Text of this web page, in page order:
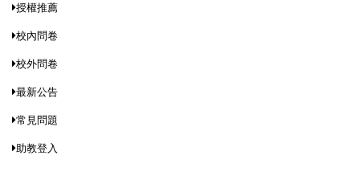
授權推薦
校內問卷
校外問卷
最新公告
常見問題
助教登入